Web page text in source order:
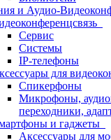
и Аудио-
Сервис
Системы
IP-телефоны
для
Спикерфоны
Микрофоны,
переходники,
и гаджеты
Аксессуары для